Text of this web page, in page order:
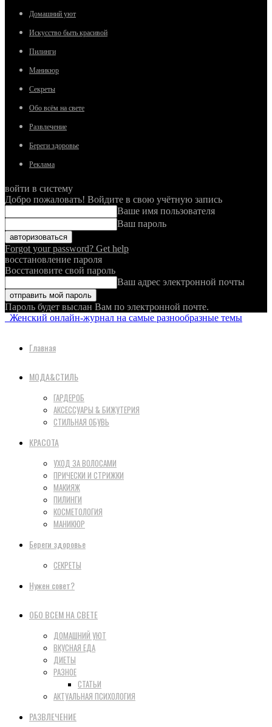
Домашний уют
Искусство быть красивой
Пилинги
Маникюр
Секреты
Обо всём на свете
Развлечение
Береги здоровье
Реклама
войти в систему
Добро пожаловать! Войдите в свою учётную запись
Ваше имя пользователя
Ваш пароль
Forgot your password? Get help
восстановление пароля
Восстановите свой пароль
Ваш адрес электронной почты
Пароль будет выслан Вам по электронной почте.
Женский онлайн-журнал на самые разнообразные темы
Главная
МОДА&СТИЛЬ
ГАРДЕРОБ
АКСЕССУАРЫ & БИЖУТЕРИЯ
СТИЛЬНАЯ ОБУВЬ
КРАСОТА
УХОД ЗА ВОЛОСАМИ
ПРИЧЕСКИ И СТРИЖКИ
МАКИЯЖ
ПИЛИНГИ
КОСМЕТОЛОГИЯ
МАНИКЮР
Береги здоровье
СЕКРЕТЫ
Нужен совет?
ОБО ВСЕМ НА СВЕТЕ
ДОМАШНИЙ УЮТ
ВКУСНАЯ ЕДА
ДИЕТЫ
РАЗНОЕ
СТАТЬИ
АКТУАЛЬНАЯ ПСИХОЛОГИЯ
РАЗВЛЕЧЕНИЕ